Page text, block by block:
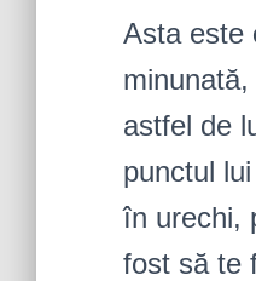
Asta este
astfel de
punctul
în urechi,
fost să te